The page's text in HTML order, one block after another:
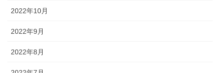
2022年10月
2022年9月
2022年8月